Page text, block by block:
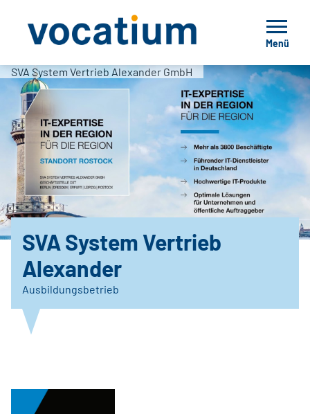
Menü
SVA System Vertrieb Alexander GmbH
SVA System Vertrieb
Alexander
Ausbildungsbetrieb